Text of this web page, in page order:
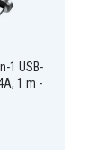
1 USB-
1 m -